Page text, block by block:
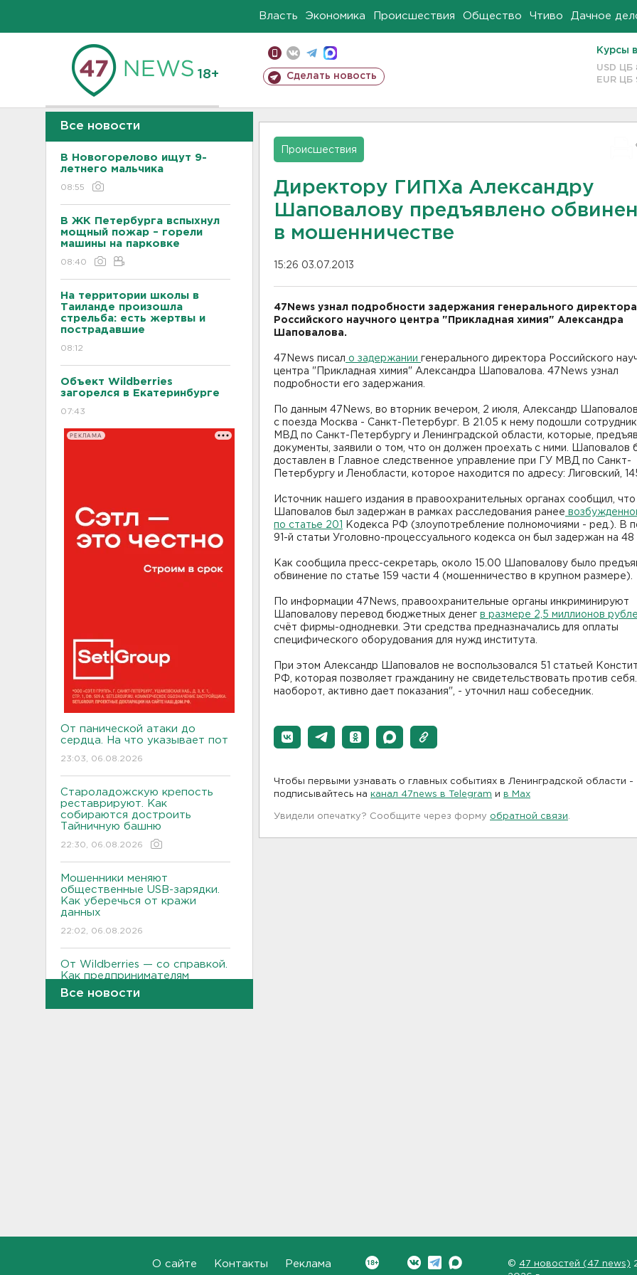
Власть Экономика Происшествия Общество Чтиво Дачное
18+ Сделать новость
Курсы
USD ЦБ
EUR ЦБ
Все новости
В Новогорелово ищут 9-
летнего мальчика
08:55
В ЖК Петербурга вспыхнул
мощный пожар – горели
машины на парковке
08:40
На территории школы в
Таиланде произошла
стрельба: есть жертвы и
пострадавшие
08:12
Объект Wildberries
загорелся в Екатеринбурге
07:43
РЕКЛАМА
От панической атаки до
сердца. На что указывает пот
23:03, 06.08.2026
Староладожскую крепость
реставрируют. Как
собираются достроить
Тайничную башню
22:30, 06.08.2026
Мошенники меняют
общественные USB-зарядки.
Как уберечься от кражи
данных
22:02, 06.08.2026
От Wildberries — со справкой.
Как предпринимателям
подтвердить ущерб от атак
на склады
Все новости
Происшествия
Директору ГИПХа Александру
Шаповалову предъявлено
в мошенничестве
15:26 03.07.2013
47News узнал подробности задержания генерального директора
Российского научного центра "Прикладная химия" Александра
Шаповалова.
47News писал о задержании генерального директора Российского
центра "Прикладная химия" Александра Шаповалова. 47News узнал
подробности его задержания.
По данным 47News, во вторник вечером, 2 июля, Александр
с поезда Москва - Санкт-Петербург. В 21.05 к нему подошли
МВД по Санкт-Петербургу и Ленинградской области, которые,
документы, заявили о том, что он должен проехать с ними. Шаповалов
доставлен в Главное следственное управление при ГУ МВД по Санкт-
Петербургу и Ленобласти, которое находится по адресу: Лиговский,
Источник нашего издания в правоохранительных органах сообщил, что
Шаповалов был задержан в рамках расследования ранее
по статье 201
Кодекса РФ (злоупотребление полномочиями - ред.). В
91-й статьи Уголовно-процессуального кодекса он был задержан на 48
Как сообщила пресс-секретарь, около 15.00 Шаповалову было
обвинение по статье 159 части 4 (мошенничество в крупном размере).
По информации 47News, правоохранительные органы инкриминируют
Шаповалову перевод бюджетных денег в размере 2,5 миллионов
счёт фирмы-однодневки. Эти средства предназначались для оплаты
специфического оборудования для нужд института.
При этом Александр Шаповалов не воспользовался 51 статьей
РФ, которая позволяет гражданину не свидетельствовать против
наоборот, активно дает показания", - уточнил наш собеседник.
Чтобы первыми узнавать о главных событиях в Ленинградской области -
подписывайтесь на канал 47news в Telegram и в Maх
Увидели опечатку? Сообщите через форму обратной связи
О сайте Контакты Реклама © 47 новостей (47 news)